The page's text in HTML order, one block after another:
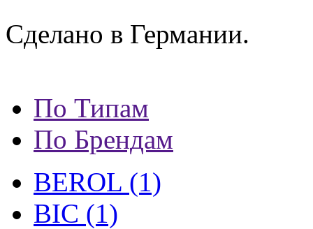
Сделано в Германии.
По Типам
По Брендам
BEROL (1)
BIC (1)